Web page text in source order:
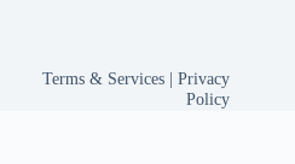
Terms & Services |Privacy
Policy